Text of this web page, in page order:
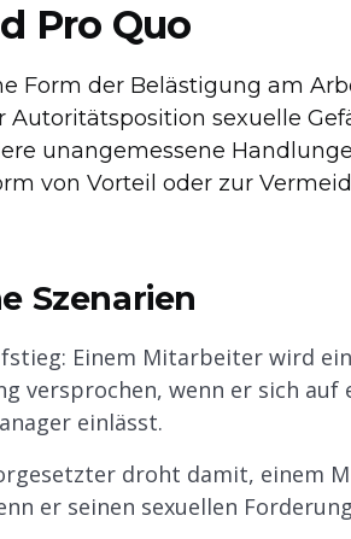
Pro Quo
Form der Belästigung am
Autoritätsposition sexuelle
unangemessene
von Vorteil oder zur
Szenarien
Einem Mitarbeiter wird
versprochen, wenn er sich auf
einlässt.
droht damit, einem
er seinen sexuellen